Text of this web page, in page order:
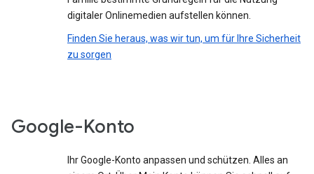
digitaler Onlinemedien aufstellen können.
Finden Sie heraus, was wir tun, um für Ihre Sicherheit
zu sorgen
Google-Konto
Ihr Google-Konto anpassen und schützen. Alles an